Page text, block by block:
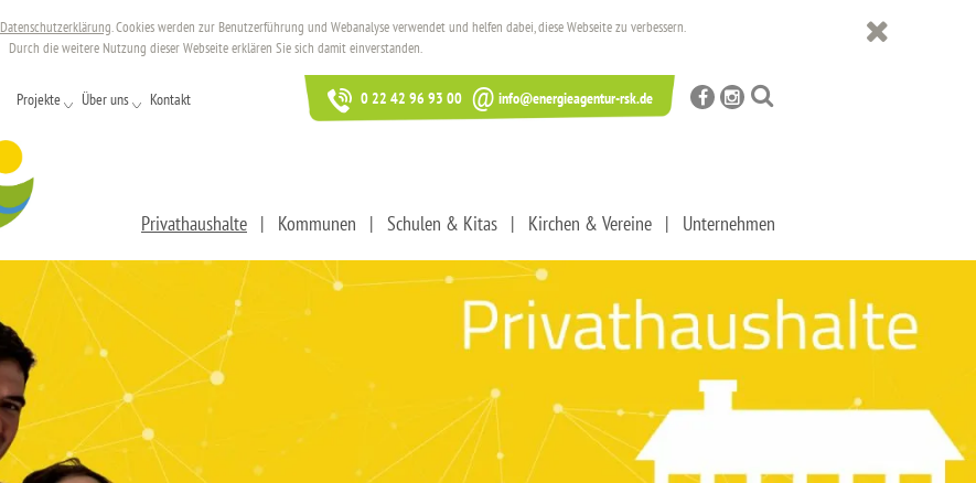
0 22 42 96 93 00 @ info@energieagentur-rsk.de
Projekte Über uns Kontakt
Privathaushalte Kommunen Schulen & Kitas Kirchen & Vereine Unternehmen
Datenschutzerklärung. Cookies werden zur Benutzerführung und Webanalyse verwendet und helfen dabei, diese Webseite zu verbessern.
Durch die weitere Nutzung dieser Webseite erklären Sie sich damit einverstanden.